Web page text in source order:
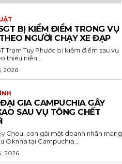
BỊ KIỂM ĐIỂM TRONG VỤ
NGƯỜI CHẠY XE ĐẠP
Trạm Tuy Phước bị kiểm điểm sau vụ
thiếu niên...
2026
GIA CAMPUCHIA GÂY
SAU VỤ TÔNG CHẾT
Chou, con gái một doanh nhân mang
Oknha tại Campuchia,...
2026